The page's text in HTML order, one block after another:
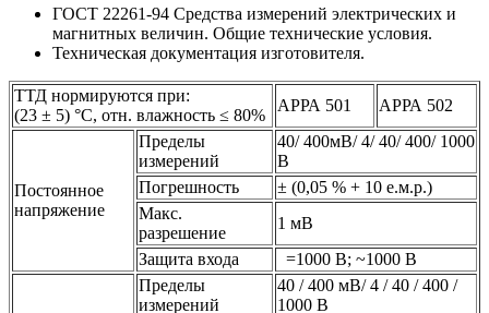
ГОСТ 22261-94 Средства измерений электрических и
магнитных величин. Общие технические условия.
Техническая документация изготовителя.
ТТД нормируются при:
(23 ± 5) °С, отн. влажность ≤ 80%
АРРА 501 АРРА 502
Постоянное
напряжение
Пределы
измерений
40/ 400мВ/ 4/ 40/ 400/ 1000
В
Погрешность
± (0,05 % + 10 е.м.р.)
Макс.
разрешение
1 мВ
Защита входа
=1000 В; ~1000 В
Пределы
измерений
40 / 400 мВ/ 4 / 40 / 400 /
1000 В